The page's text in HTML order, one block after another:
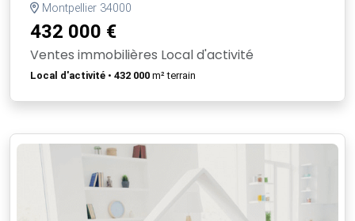
Montpellier 34000
432 000 €
Ventes immobilières Local d'activité
Local d'activité • 432 000 m² terrain